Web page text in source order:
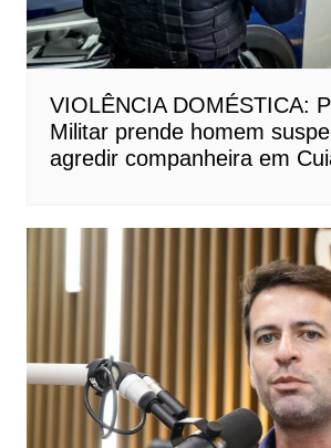
VIOLÊNCIA DOMÉSTICA:
Militar prende homem
agredir companheira em